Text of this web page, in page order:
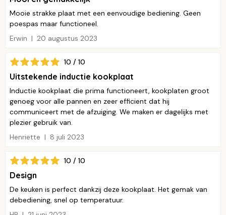
Mooie strakke plaat met een eenvoudige bediening. Geen
poespas maar functioneel.
Erwin
20 augustus 2023
10 / 10
Uitstekende inductie kookplaat
Inductie kookplaat die prima functioneert, kookplaten groot
genoeg voor alle pannen en zeer efficient dat hij
communiceert met de afzuiging. We maken er dagelijks met
plezier gebruik van.
Henriette
8 juli 2023
10 / 10
Design
De keuken is perfect dankzij deze kookplaat. Het gemak van
debediening, snel op temperatuur.